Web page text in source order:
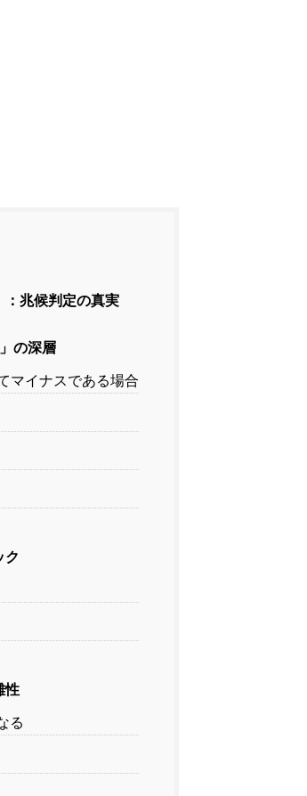
：兆候判定の真実
の深層
マイナスである場合
ク
性
る